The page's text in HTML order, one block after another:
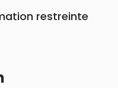
restreinte